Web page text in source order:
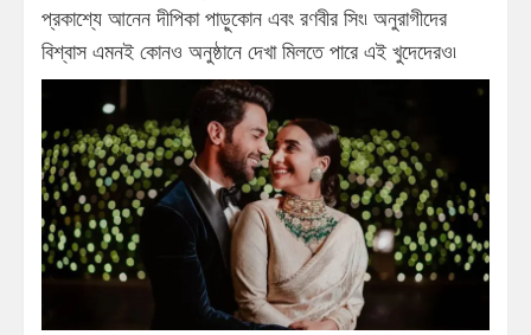
প্রকাশ্যে আনেন দীপিকা পাড়ুকোন এবং রণবীর সিং৷ অনুরাগীদের
বিশ্বাস এমনই কোনও অনুষ্ঠানে দেখা মিলতে পারে এই খুদেদেরও৷